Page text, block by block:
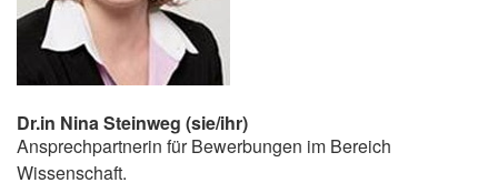
Dr.in Nina Steinweg (sie/ihr)
Ansprechpartnerin für Bewerbungen im Bereich
Wissenschaft.